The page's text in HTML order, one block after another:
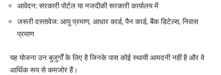
आवेदन: सरकारी पोर्टल या नजदीकी सरकारी कार्यालय में
जरूरी दस्तावेज: आयु प्रमाण, आधार कार्ड, पैन कार्ड, बैंक डिटेल्स, निवास
प्रमाण
यह योजना उन बुजुर्गों के लिए है जिनके पास कोई स्थायी आमदनी नहीं है और वे
आर्थिक रूप से कमजोर हैं।